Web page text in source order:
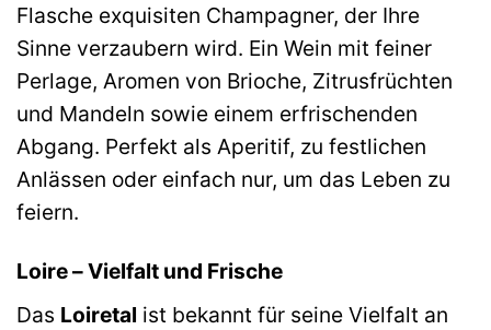
Flasche exquisiten Champagner, der Ihre
Sinne verzaubern wird. Ein Wein mit feiner
Perlage, Aromen von Brioche, Zitrusfrüchten
und Mandeln sowie einem erfrischenden
Abgang. Perfekt als Aperitif, zu festlichen
Anlässen oder einfach nur, um das Leben zu
feiern.
Loire – Vielfalt und Frische
Das Loiretal ist bekannt für seine Vielfalt an